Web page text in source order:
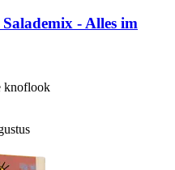
-​ Alles im
knoflook